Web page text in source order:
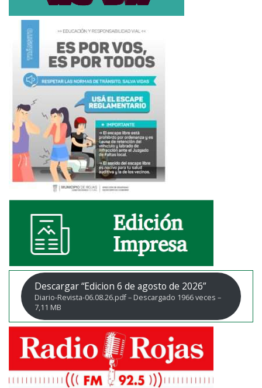
Descargar “Edicion 6 de agosto de 2026”
Diario-Revista-06.08.26.pdf – Descargado 1966 veces –
7,11 MB